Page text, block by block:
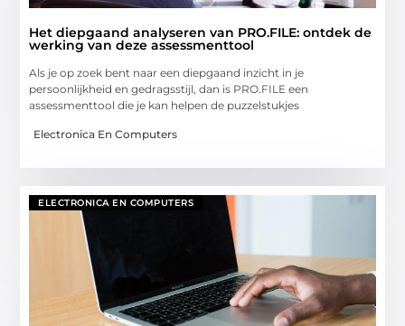
Het diepgaand analyseren van PRO.FILE: ontdek de
werking van deze assessmenttool
Als je op zoek bent naar een diepgaand inzicht in je
persoonlijkheid en gedragsstijl, dan is PRO.FILE een
assessmenttool die je kan helpen de puzzelstukjes
Electronica En Computers
ELECTRONICA EN COMPUTERS